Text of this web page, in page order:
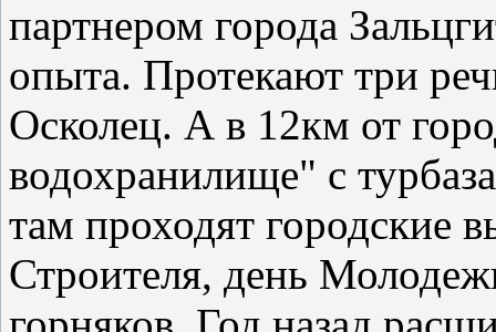
партнером города
опыта. Протекают три
Осколец. А в 12км от
водохранилище" с
там проходят городские
Строителя, день